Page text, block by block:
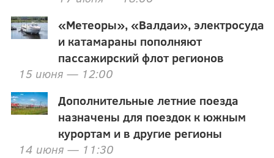
«Метеоры», «Валдаи», электросуда
и катамараны пополняют
пассажирский флот регионов
15 июня — 12:00
Дополнительные летние поезда
назначены для поездок к южным
курортам и в другие регионы
14 июня — 11:30